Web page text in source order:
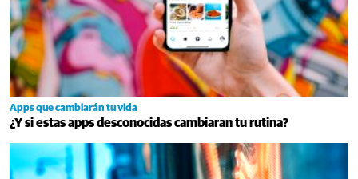
Apps que cambiarán tu vida
¿Y si estas apps desconocidas cambiaran tu rutina?